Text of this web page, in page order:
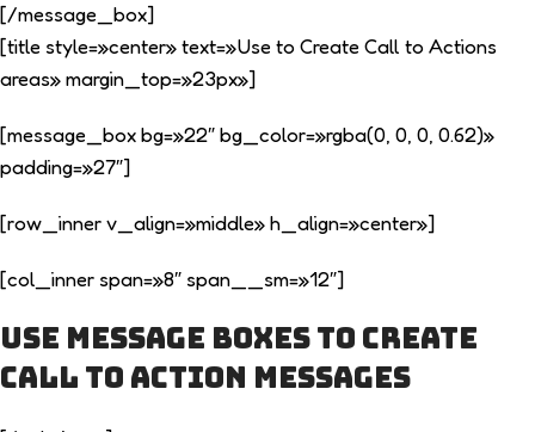
[/message_box]
[title style=»center» text=»Use to Create Call to Actions
areas» margin_top=»23px»]
[message_box bg=»22″ bg_color=»rgba(0, 0, 0, 0.62)»
padding=»27″]
[row_inner v_align=»middle» h_align=»center»]
[col_inner span=»8″ span__sm=»12″]
Use Message Boxes to create
Call to action messages